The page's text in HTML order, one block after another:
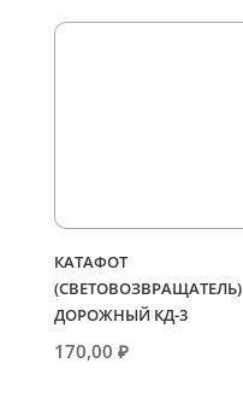
КАТАФОТ
(СВЕТОВОЗВРАЩАТЕЛЬ)
ДОРОЖНЫЙ КД-3
170,00 ₽